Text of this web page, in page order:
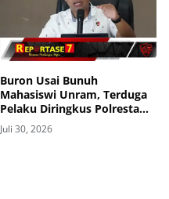
Buron Usai Bunuh
Mahasiswi Unram, Terduga
Pelaku Diringkus Polresta
Mataram di Gomong
Juli 30, 2026